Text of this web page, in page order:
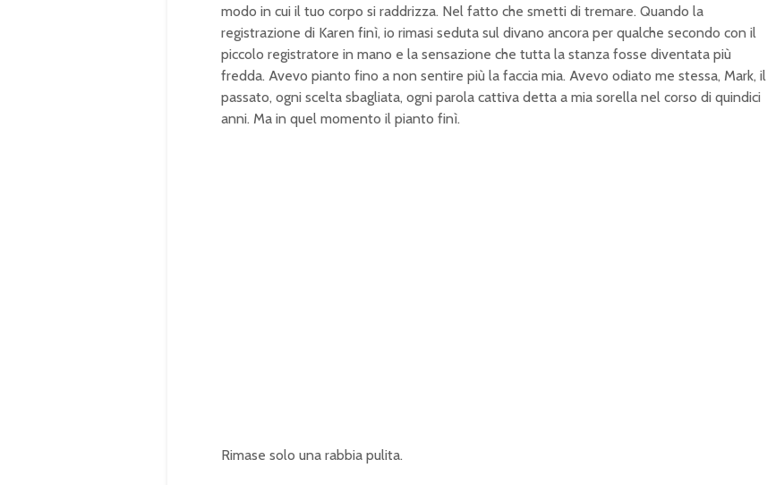
modo in cui il tuo corpo si raddrizza. Nel fatto che smetti di tremare. Quando la
registrazione di Karen finì, io rimasi seduta sul divano ancora per qualche secondo con il
piccolo registratore in mano e la sensazione che tutta la stanza fosse diventata più
fredda. Avevo pianto fino a non sentire più la faccia mia. Avevo odiato me stessa, Mark, il
passato, ogni scelta sbagliata, ogni parola cattiva detta a mia sorella nel corso di quindici
anni. Ma in quel momento il pianto finì.
Rimase solo una rabbia pulita.